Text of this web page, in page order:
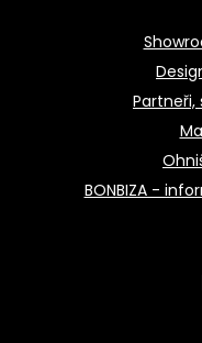
Partneři,
BONBIZA -